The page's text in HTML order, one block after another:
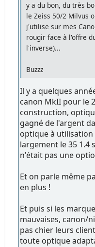
y a du bon, du très
le Zeiss 50/2 Milvus
j'utilise sur mes
rougir face à l'offre
l'inverse)...
Buzzz
Il y a quelques
canon MkII pour le
construction,
gagné de l'argent
optique à
largement le 35 1.4
n'était pas une
Et on parle même
en plus !
Et puis si les
mauvaises, canon/
pas chier leurs
toute optique